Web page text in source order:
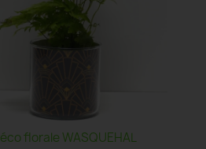
florale WASQUEHAL